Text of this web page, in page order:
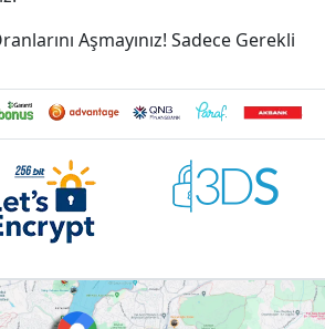
Aşmayınız! Sadece Gerekli